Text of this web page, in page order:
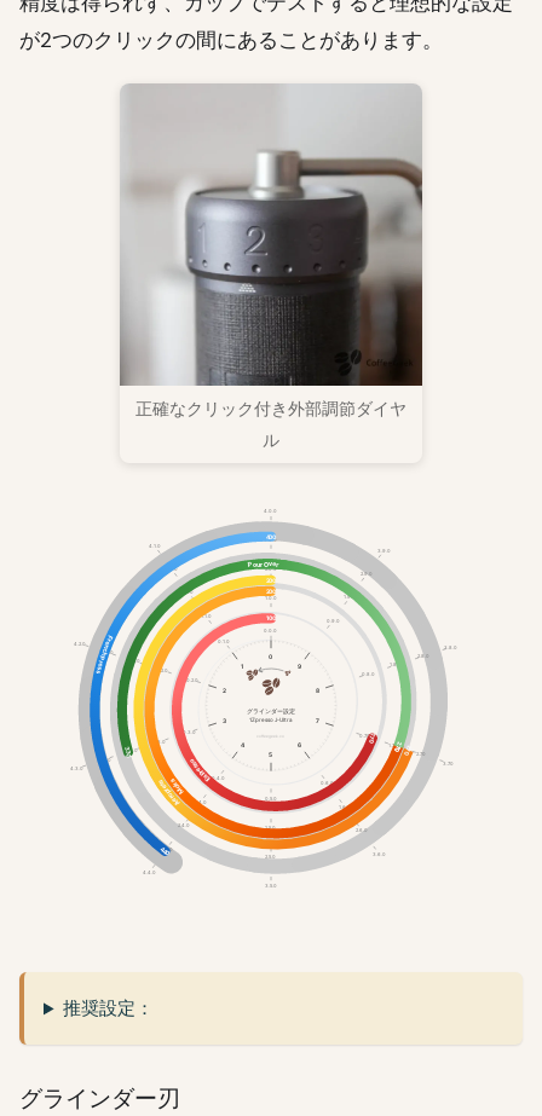
が2つのクリックの間にあることがあります。
正確なクリック付き外部調節ダイヤ
ル
0.0.0
0.1.0
0.2.0
0.3.0
0.4.0
0.5.0
0.6.0
0.7.0
0.8.0
0.9.0
1.0.0
1.1.0
1.2.0
1.3.0
1.4.0
1.5.0
1.6.0
1.7.0
1.8.0
1.9.0
2.0.0
2.1.0
2.2.0
2.3.0
2.4.0
2.5.0
2.6.0
2.7.0
2.8.0
2.9.0
3.0.0
3.1.0
3.2.0
3.3.0
3.4.0
3.5.0
3.6.0
3.7.0
3.8.0
3.9.0
4.0.0
4.1.0
4.2.0
4.3.0
4.4.0
Espresso
100
170
Moka
200
270
Aeropress
200
Pour Over
330
French Press
400
440
270
270
0
1
2
3
4
5
6
7
8
9
coffeegeek.co
グラインダー設定
1Zpresso J-Ultra
推奨設定：
グラインダー刃